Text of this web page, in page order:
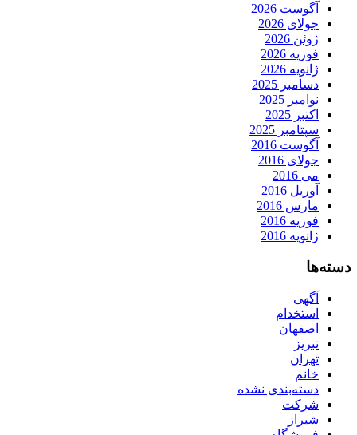
آگوست 2026
جولای 2026
ژوئن 2026
فوریه 2026
ژانویه 2026
دسامبر 2025
نوامبر 2025
اکتبر 2025
سپتامبر 2025
آگوست 2016
جولای 2016
می 2016
آوریل 2016
مارس 2016
فوریه 2016
ژانویه 2016
دسته‌ها
آگهی
استخدام
اصفهان
تبریز
تهران
خانم
دسته‌بندی نشده
شرکت
شیراز